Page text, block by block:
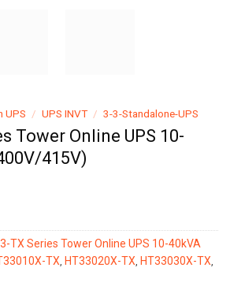
UPS / UPS INVT / 3-3-Standalone-UPS
Tower Online UPS 10-
415V)
TX Series Tower Online UPS 10-40kVA
TX HT33020X-TX HT33030X-TX